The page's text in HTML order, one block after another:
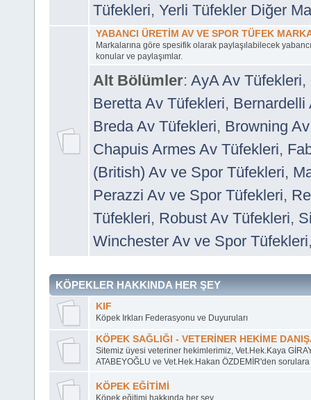
Tüfekleri, Yerli Tüfekler Diğer
YABANCI ÜRETİM AV VE SPOR TÜFEK
Markalarına göre spesifik olarak paylaşılabilecek
konular ve paylaşımlar.
Alt Bölümler: AyA Av Tüfekleri,
Beretta Av Tüfekleri, Bernardelli
Breda Av Tüfekleri, Browning
Chapuis Armes Av Tüfekleri,
(British) Av ve Spor Tüfekleri,
Perazzi Av ve Spor Tüfekleri,
Tüfekleri, Robust Av Tüfekleri,
Winchester Av ve Spor Tüfekleri
KÖPEKLER HAKKINDA HER ŞEY
KIF
Köpek Irkları Federasyonu ve Duyuruları
KÖPEK SAĞLIĞI - VETERİNER HEKİME
Sitemiz üyesi veteriner hekimlerimiz, Vet.Hek.Kaya
ATABEYOĞLU ve Vet.Hek.Hakan ÖZDEMİR'den
KÖPEK EĞİTİMİ
Köpek eğitimi hakkında her şey.